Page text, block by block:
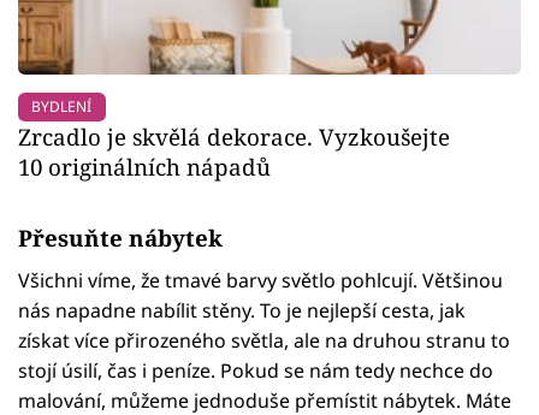
BYDLENÍ
Zrcadlo je skvělá dekorace. Vyzkoušejte
10 originálních nápadů
Přesuňte nábytek
Všichni víme, že tmavé barvy světlo pohlcují. Většinou
nás napadne nabílit stěny. To je nejlepší cesta, jak
získat více přirozeného světla, ale na druhou stranu to
stojí úsilí, čas i peníze. Pokud se nám tedy nechce do
malování, můžeme jednoduše přemístit nábytek. Máte